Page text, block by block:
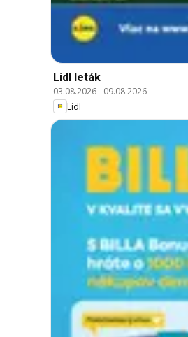
Lidl leták
03.08.2026- 09.08.2026
Lidl